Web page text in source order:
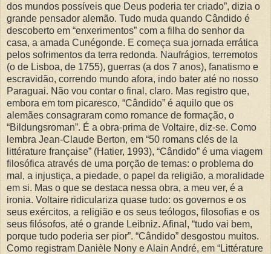
dos mundos possíveis que Deus poderia ter criado”, dizia o
grande pensador alemão. Tudo muda quando Cândido é
descoberto em “enxerimentos” com a filha do senhor da
casa, a amada Cunégonde. E começa sua jornada errática
pelos sofrimentos da terra redonda. Naufrágios, terremotos
(o de Lisboa, de 1755), guerras (a dos 7 anos), fanatismo e
escravidão, correndo mundo afora, indo bater até no nosso
Paraguai. Não vou contar o final, claro. Mas registro que,
embora em tom picaresco, “Cândido” é aquilo que os
alemães consagraram como romance de formação, o
“Bildungsroman”. É a obra-prima de Voltaire, diz-se. Como
lembra Jean-Claude Berton, em “50 romans clés de la
littérature française” (Hatier, 1993), “Cândido” é uma viagem
filosófica através de uma porção de temas: o problema do
mal, a injustiça, a piedade, o papel da religião, a moralidade
em si. Mas o que se destaca nessa obra, a meu ver, é a
ironia. Voltaire ridiculariza quase tudo: os governos e os
seus exércitos, a religião e os seus teólogos, filosofias e os
seus filósofos, até o grande Leibniz. Afinal, “tudo vai bem,
porque tudo poderia ser pior”. “Cândido” desgostou muitos.
Como registram Danièle Nony e Alain André, em “Littérature